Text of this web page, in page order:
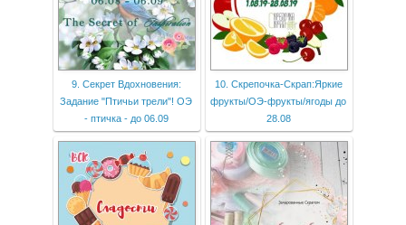
9. Секрет Вдохновения:
Задание "Птичьи трели"! ОЭ
- птичка - до 06.09
10. Скрепочка-Скрап:Яркие
фрукты/ОЭ-фрукты/ягоды до
28.08